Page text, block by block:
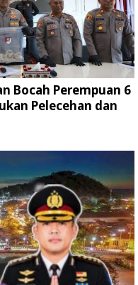
Bocah Perempuan 6
Pelecehan dan